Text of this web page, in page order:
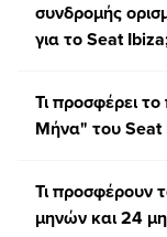
συνδρομής
για το Seat
Τι προσφέρει
Μήνα" του Seat
Τι προσφέρουν
μηνών και 24